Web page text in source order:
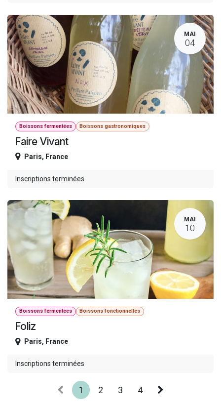
MAI
04
Boissons fermentées Boissons gastronomiques
Faire Vivant
Paris, France
Inscriptions terminées
MAI
10
Boissons fermentées Boissons fonctionnelles
Foliz
Paris, France
Inscriptions terminées
1 2 3 4